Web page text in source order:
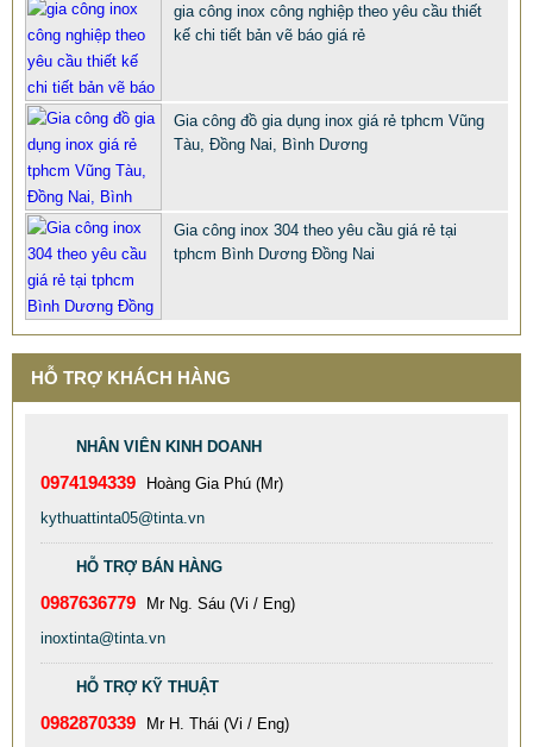
CHỤP INOX PHỤ KIỆN LAN CAN CẦU THANG TRANG TRÍ
68.668 VNĐ
SP: PHU KIEN CHUP CHAN INOX 316 201 304 XI MA VANG
gia công inox công nghiệp theo yêu cầu thiết
kế chi tiết bản vẽ báo giá rẻ
Gia công đồ gia dụng inox giá rẻ tphcm Vũng
Tàu, Đồng Nai, Bình Dương
Gia công inox 304 theo yêu cầu giá rẻ tại
tphcm Bình Dương Đồng Nai
HỖ TRỢ KHÁCH HÀNG
NHÂN VIÊN KINH DOANH
0974194339
Hoàng Gia Phú (Mr)
kythuattinta05@tinta.vn
HỖ TRỢ BÁN HÀNG
0987636779
Mr Ng. Sáu (Vi / Eng)
inoxtinta@tinta.vn
HỖ TRỢ KỸ THUẬT
0982870339
Mr H. Thái (Vi / Eng)